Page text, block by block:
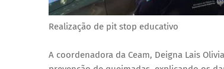
Realização de pit stop educativo
A coordenadora da Ceam, Deigna Lais